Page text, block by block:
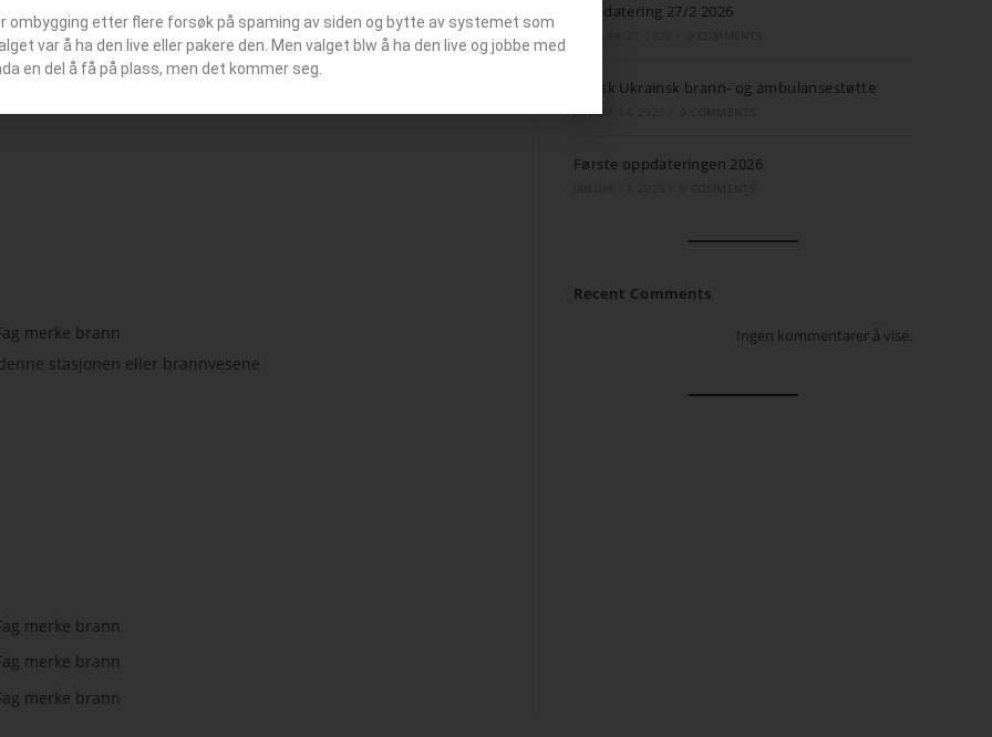
tøymerke
stasjonen eller brannvesene
Oppdatering 27/2 2026
Norsk Ukrainsk brann- og ambulansestøtte
JANUAR 14, 2026
Første oppdateringen 2026
Recent Comments
Ingen kommentarer å vise.
ombygging etter flere forsøk på spaming av siden og bytte av systemet som
var å ha den live eller pakere den. Men valget blw å ha den live og jobbe med
en del å få på plass, men det kommer seg.